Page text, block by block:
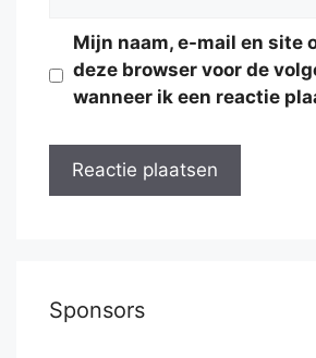
Mijn naam, e-mail en site
deze browser voor de
wanneer ik een reactie
Sponsors